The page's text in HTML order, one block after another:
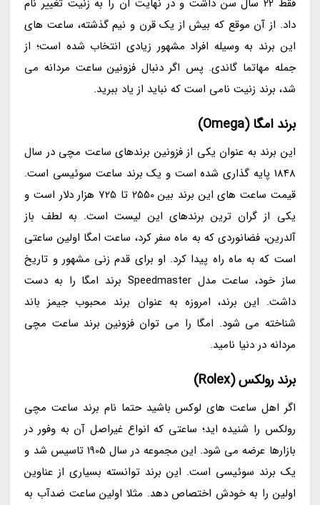
فقط 22 سال سن داشت و در نهایت آن را به زنیت تغییر نام
داد. از آن موقع که بیش از یک قرن و نیم گذشته، ساعت های
این برند به وسیله افراد مشهور زیادی انتخاب شده است؛ از
جمله مهاتما گاندی. پس اگر دنبال فزونین ساعت مردانه می
شد، برند زنیت نامی است که نباید از یاد ببرید.
برند امگا (Omega)
این برند به عنوان یکی از فزونین برندهای ساعت مچی در سال
1848 پایه گذاری شده است و یک برند ساعت سوئیسی است.
قیمت ساعت های این برند بین 2550 تا 725 هزار دلار است و
یکی از گران ترین برندهای این لیست است. به لطف باز
آلدرین، فضانوردی که به ماه سفر کرد، ساعت امگا اولین ساعتی
است که به ماه راه پیدا کرد. او برای قدم زنی مشهور و تاریخ
ساز خود، ساعت مدل Speedmaster برند امگا را به دست
داشت. این برند، امروزه به عنوان برند محبوب جیمز باند
شناخته می شود. امگا را می توان فزونین برند ساعت مچی
مردانه در دنیا نامید.
برند رولکس (Rolex)
اگر اهل ساعت های لوکس باشید حتما نام برند ساعت مچی
رولکس را شنیده اید؛ ساعتی که انواع غیراصل آن به وفور در
بازارها عرضه می شود. این مجموعه در سال 1905 تاسیس شد و
یک برند سوئیسی است. این برند توانسته بسیاری از عناوین
اولین را به خودش اختصاص دهد. مثلا اولین ساعت ضدآب به